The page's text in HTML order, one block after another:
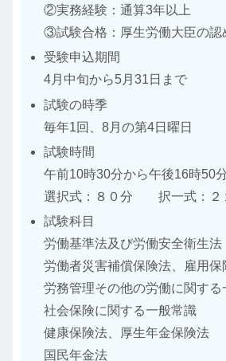
②実務経験：通算3年以上
③試験合格：厚生労働大臣の認
受験申込期間
4月中旬から5月31日まで
試験の時季
毎年1回、8月の第4日曜日
試験時間
午前10時30分から午後16時50
選択式：８０分 択一式：２
試験科目
労働基準法及び労働安全衛生法
労働者災害補償保険法、雇用保
労務管理その他の労働に関する
社会保険に関する一般常識
健康保険法、厚生年金保険法
国民年金法